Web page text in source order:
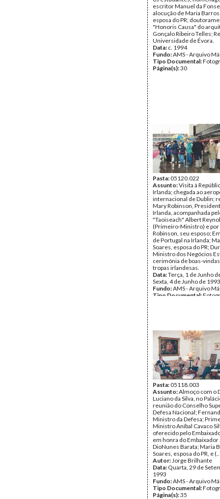
escritor Manuel da
alocução de Maria
esposa do PR;
"Honoris Causa" do
Gonçalo Ribeiro Telles;
Universidade de Évora.
Data: c. 1994
Fundo:AMS - Arquivo
Tipo Documental:
Página(s):30
Pasta:05120.022
Assunto:Visita à
Irlanda; chegada ao
internacional de Dublin;
Mary Robinson,
Irlanda, acompanhada
"Taoiseach" Albert
(Primeiro-Ministro) e por
Robinson, seu esposo;
de Portugal na Irlanda;
Soares, esposa do PR;
Ministro dos Negócios
cerimónia de boas-
tropas irlandesas.
Data:Terça, 1 de Junho
Sexta, 4 de Junho de 1993
Fundo:AMS - Arquivo
Tipo Documental:
Pasta:05118.003
Assunto:Almoço com o
Luciano da Silva, no
reunião do Conselho
Defesa Nacional;
Ministro da Defesa;
Ministro Aníbal Cavaco
oferecido pelo
em honra do Embaixador
DioNunes Barata; Maria
Soares, esposa do PR, e
Autor:Jorge Brilhante
Data: Quarta, 29 de
1993
Fundo:AMS - Arquivo
Tipo Documental:
Página(s):35